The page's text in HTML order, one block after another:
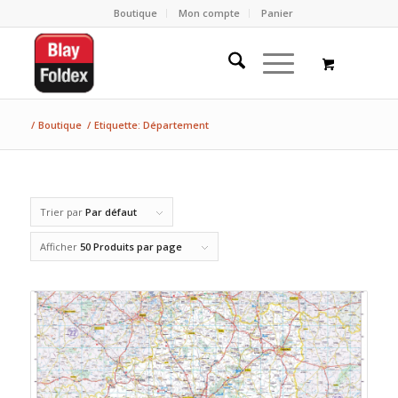
Boutique Mon compte Panier
/ Boutique / Etiquette: Département
Trier par Par défaut
Afficher 50 Produits par page